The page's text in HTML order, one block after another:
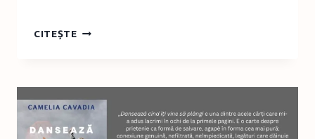
CITEȘTEFRAGMENT
FANTOMĂ”,
MELISSA
COSTA